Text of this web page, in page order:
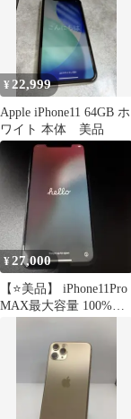
¥ 22,999
Apple iPhone11 64GB ホ
ワイト 本体 美品
¥27,000
【⭐️美品】 iPhone11Pro
MAX最大容量 100%